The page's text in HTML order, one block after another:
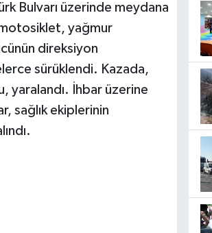
Bulvarı üzerinde meydana
yağmur
direksiyon
sürüklendi. Kazada,
yaralandı. İhbar üzerine
sağlık ekiplerinin